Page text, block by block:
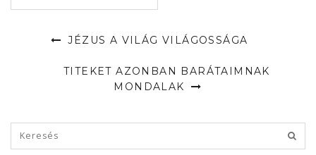
JÉZUS A VILÁG VILÁGOSSÁGA
TITEKET AZONBAN BARÁTAIMNAK
MONDALAK